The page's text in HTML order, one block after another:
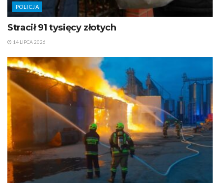
POLICJA
Stracił 91 tysięcy złotych
14 LIPCA 2026